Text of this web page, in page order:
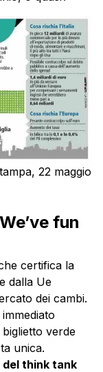
22 maggio
fun
certifica la
dalla Ue
dei cambi.
verde
unica.
think tank